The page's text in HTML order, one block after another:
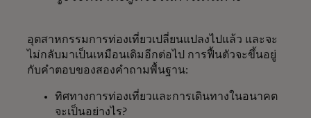
อุตสาหกรรมการท่องเที่ยวเปลี่ยนแปลงไปแล้ว และจะ
ไม่กลับมาเป็นเหมือนเดิมอีกต่อไป การฟื้นตัวจะขึ้นอยู่
กับคำตอบของสองคำถามพื้นฐาน:
ทิศทางการท่องเที่ยวและการเดินทางในอนาคต
จะเป็นอย่างไร?